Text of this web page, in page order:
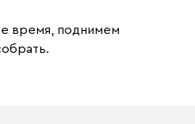
время, поднимем